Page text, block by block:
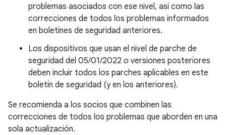
problemas asociados con ese nivel, así como las
correcciones de todos los problemas informados
en boletines de seguridad anteriores.
Los dispositivos que usan el nivel de parche de
seguridad del 05/01/2022 o versiones posteriores
deben incluir todos los parches aplicables en este
boletín de seguridad (y en los anteriores).
Se recomienda a los socios que combinen las
correcciones de todos los problemas que aborden en una
sola actualización.